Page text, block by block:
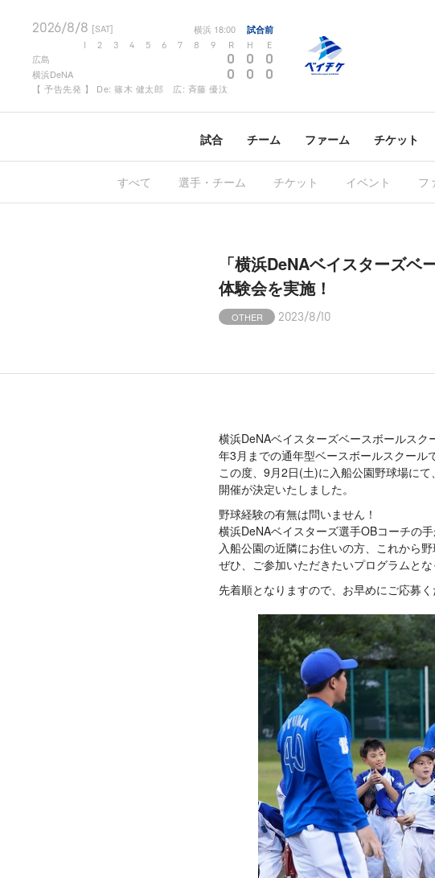
2026/8/8 [SAT] 横浜 18:00 試合前
2 3 4 5 6 7 8 9 R H E
広島 0 0 0
横浜DeNA 0 0 0
【 予告先発 】 De: 篠木 健太郎 広: 斉藤 優汰
試合 チーム ファーム チケット
すべて 選手・チーム チケット イベント フ
「横浜DeNAベイスターズ
体験会を実施！
OTHER 2023/8/10
横浜DeNAベイスターズベースボールス
年3月までの通年型ベースボールスクール
この度、9月2日(土)に入船公園野球場に
開催が決定いたしました。
野球経験の有無は問いません！
横浜DeNAベイスターズ選手OBコーチの
入船公園の近隣にお住いの方、これから
ぜひ、ご参加いただきたいプログラムとな
先着順となりますので、お早めにご応募く